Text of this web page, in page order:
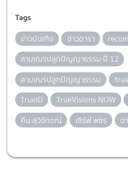
Tags
ข่าวบันเทิง ข่าวดารา
สามเณรปลูกปัญญาธรรม ปี 12
สามเณรปลูกปัญญาธรรม
TrueID
TrueVisions NOW
คีน สุวิจักขณ์
เซิร์ฟ พชร จ